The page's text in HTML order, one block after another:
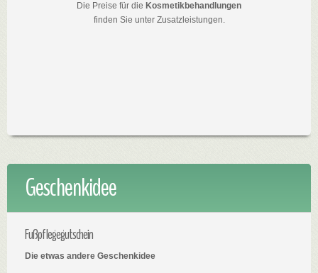
Die Preise für die Kosmetikbehandlungen
finden Sie unter Zusatzleistungen.
Geschenkidee
Fußpflegegutschein
Die etwas andere Geschenkidee